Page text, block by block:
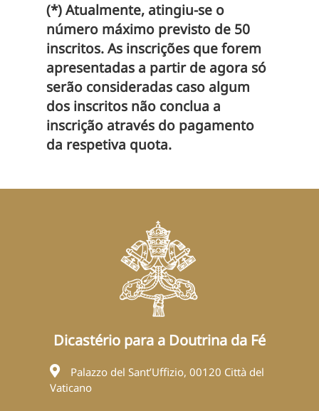
(*) Atualmente, atingiu-se o
número máximo previsto de 50
inscritos. As inscrições que forem
apresentadas a partir de agora só
serão consideradas caso algum
dos inscritos não conclua a
inscrição através do pagamento
da respetiva quota.
Dicastério para a Doutrina da Fé
Palazzo del Sant’Uffizio, 00120 Città del
Vaticano